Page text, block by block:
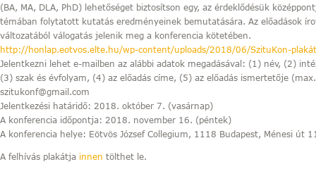
(BA, MA, DLA, PhD) lehetőséget biztosítson egy, az érdeklődésük
témában folytatott kutatás eredményeinek bemutatására. Az előadások
változatából válogatás jelenik meg a konferencia kötetében.
http://honlap.eotvos.elte.hu/wp-content/uploads/2018/06/SzituKon-
Jelentkezni lehet e-mailben az alábbi adatok megadásával: (1) név, (2)
(3) szak és évfolyam, (4) az előadás címe, (5) az előadás ismertetője
szitukonf@gmail.com
Jelentkezési határidő: 2018. október 7. (vasárnap)
A konferencia időpontja: 2018. november 16. (péntek)
A konferencia helye: Eötvös József Collegium, 1118 Budapest, Ménesi út
A felhívás plakátja innen tölthet le.